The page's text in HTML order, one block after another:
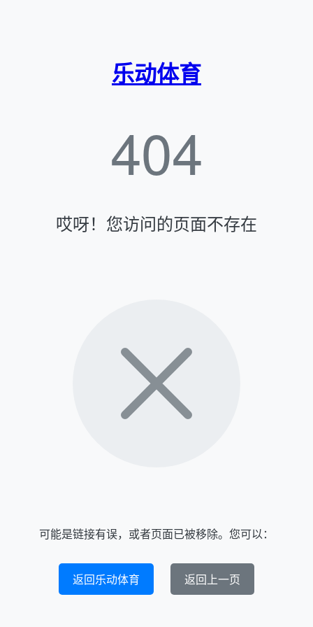
乐动体育
404
哎呀！您访问的页面不存在
可能是链接有误，或者页面已被移除。您可以：
返回乐动体育 返回上一页